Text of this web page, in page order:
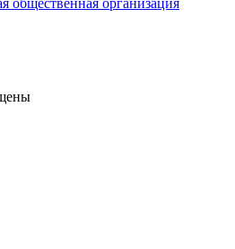
общественная организация